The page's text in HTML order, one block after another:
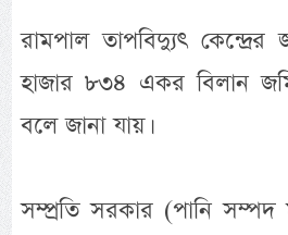
রামপাল তাপবিদ্যুৎ
হাজার ৮৩৪ একর বিলান
বলে জানা যায়।
সম্প্রতি সরকার (পানি সম্পদ